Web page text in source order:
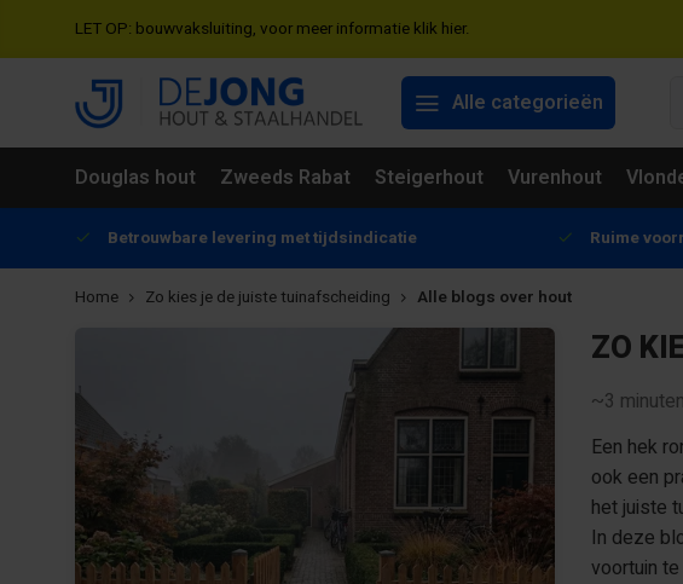
LET OP: bouwvaksluiting, voor meer informatie klik hier.
Alle categorieën
Douglas hout Zweeds Rabat Steigerhout Vurenhout
Betrouwbare levering met tijdsindicatie Ruime
Home Zo kies je de juiste tuinafscheiding Alle blogs over hout
ZO
~3
Een hek
ook een
het juiste
In deze
voortuin